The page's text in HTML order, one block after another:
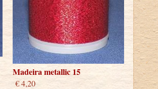
Madeira metallic 15
€ 4,20